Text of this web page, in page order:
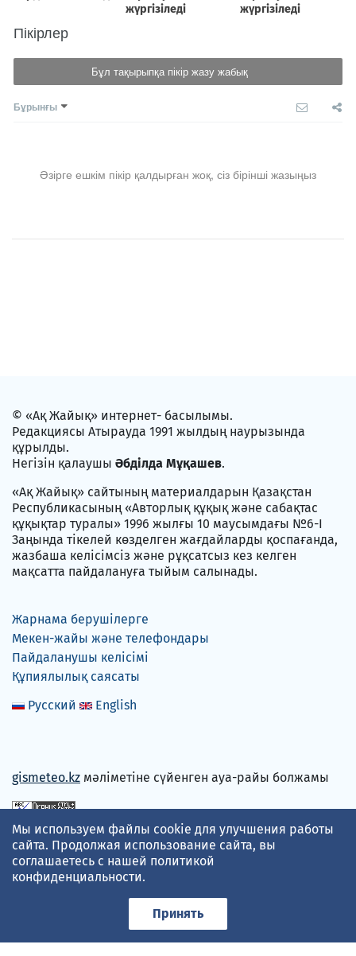
Пікірлер
Бұл тақырыпқа пікір жазу жабық
Бұрынғы
Әзірге ешкім пікір қалдырған жоқ, сіз бірінші жазыңыз
© «Ақ Жайық» интернет- басылымы.
Редакциясы Атырауда 1991 жылдың наурызында
құрылды.
Негізін қалаушы Әбділда Мұқашев.
«Ақ Жайық» сайтының материалдарын Қазақстан
Республикасының «Авторлық құқық және сабақтас
құқықтар туралы» 1996 жылғы 10 маусымдағы №6-I
Заңында тікелей көзделген жағдайларды қоспағанда,
жазбаша келісімсіз және рұқсатсыз кез келген
мақсатта пайдалануға тыйым салынады.
Жарнама берушілерге
Мекен-жайы және телефондары
Пайдаланушы келісімі
Құпиялылық саясаты
Русский
English
gismeteo.kz мәліметіне сүйенген ауа-райы болжамы
Төлем карталарын қабылдаймыз
Мы используем файлы cookie для улучшения работы
сайта. Продолжая использование сайта, вы
соглашаетесь с нашей политикой
конфиденциальности.
Принять